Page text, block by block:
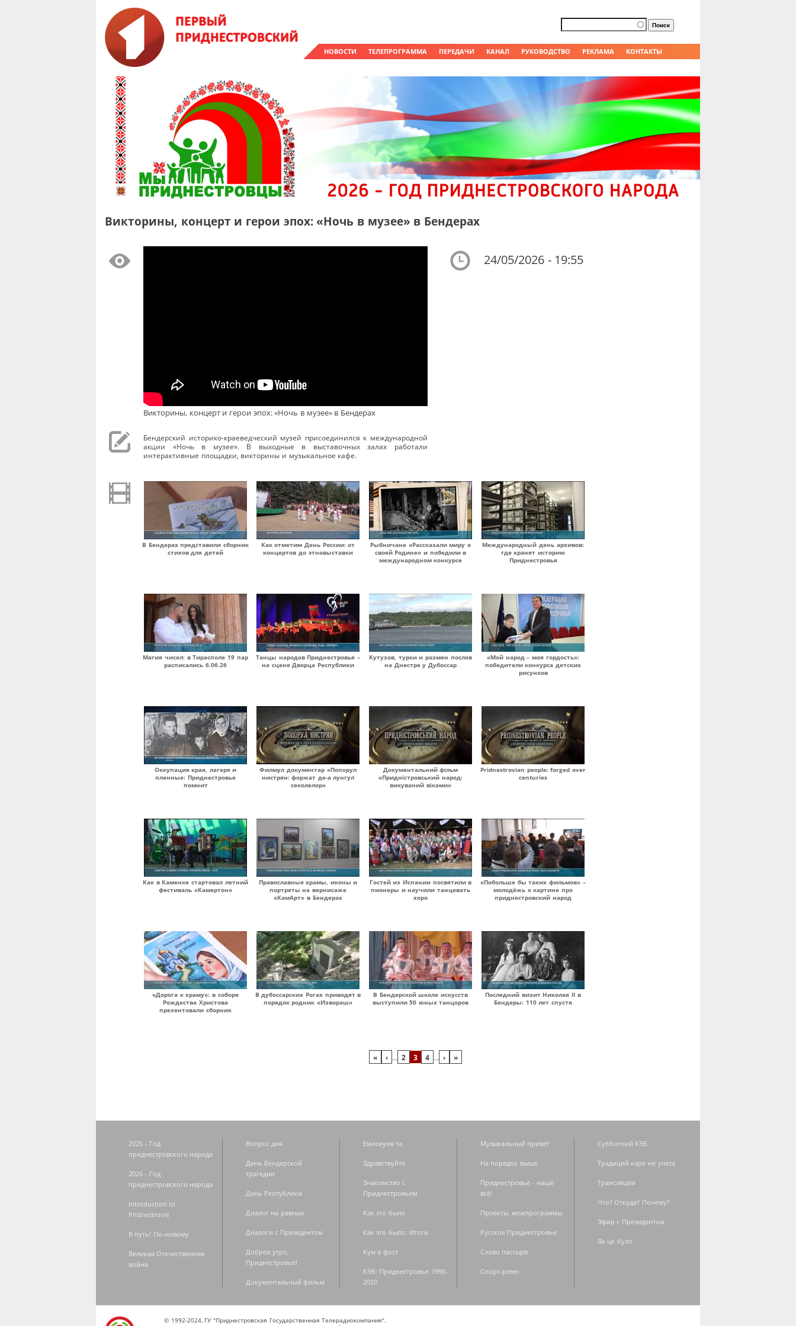
НОВОСТИ ТЕЛЕПРОГРАММА ПЕРЕДАЧИ КАНАЛ РУКОВОДСТВО РЕКЛАМА КОНТАКТЫ
Форма поиска
Поиск
Викторины, концерт и герои эпох: «Ночь в музее» в Бендерах
Викторины, концерт и герои эпох: «Ночь в музее» в Бендерах
Бендерский историко-краеведческий музей присоединился к международной
акции «Ночь в музее». В выходные в выставочных залах работали
интерактивные площадки, викторины и музыкальное кафе.
24/05/2026 - 19:55
В Бендерах представили сборник
стихов для детей
Как отметим День России: от
концертов до этновыставки
Рыбничане «Рассказали миру о
своей Родине» и победили в
международном конкурсе
Международный день архивов:
где хранят историю
Приднестровья
Магия чисел: в Тирасполе 19 пар
расписались 6.06.26
Танцы народов Приднестровья –
на сцене Дворца Республики
Кутузов, турки и размен послов
на Днестре у Дубоссар
«Мой народ – моя гордость»:
победители конкурса детских
рисунков
Оккупация края, лагеря и
пленные: Приднестровье
помнит
Филмул документар «Попорул
нистрян: форжат де-а лунгул
секолелор»
Документальний фільм
«Придністровський народ:
викуваний віками»
Pridnestrovian people: forged over
centuries
Как в Каменке стартовал летний
фестиваль «Камертон»
Православные храмы, иконы и
портреты на вернисаже
«КамАрт» в Бендерах
Гостей из Испании посвятили в
пионеры и научили танцевать
хоро
«Побольше бы таких фильмов» –
молодёжь о картине про
приднестровский народ
«Дорога к храму»: в соборе
Рождества Христова
презентовали сборник
В дубоссарских Рогах приводят в
порядок родник «Извораш»
В Бендерской школе искусств
выступили 50 юных танцоров
Последний визит Николая II в
Бендеры: 110 лет спустя
« ‹ … 2 3 4 … › »
2025 - Год
приднестровского народа
2026 - Год
приднестровского народа
Introduction to
Pridnestrovie
В путь! По-новому
Великая Отечественная
война
Вопрос дня
День Бендерской
трагедии
День Республики
Диалог на равных
Диалоги с Президентом
Доброе утро,
Приднестровье!
Документальный фильм
Емисиуня та
Здравствуйте
Знакомство с
Приднестровьем
Как это было
Как это было: Итоги
Кум а фост
КЭБ: Приднестровье 1990-
2020
Музыкальный привет
На порядок выше
Приднестровье - наше
всё!
Проекты, межпрограммы
Русское Приднестровье
Слово пастыря
Спорт-ревю
Субботний КЭБ
Традиций каре не унеск
Трансляции
Что? Откуда? Почему?
Эфир с Президентом
Як це було
© 1992-2024, ГУ "Приднестровская Государственная Телерадиокомпания".